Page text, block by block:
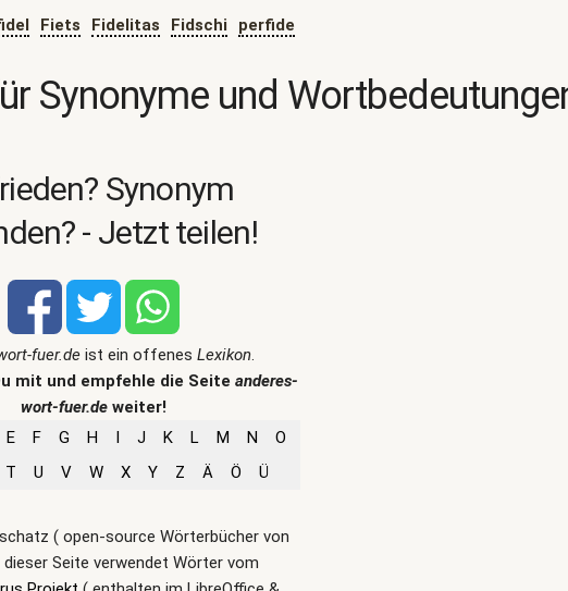
Fiets Fidelitas Fidschi perfide
Synonyme und
Synonym
- Jetzt teilen!
fuer.deist ein offenes Lexikon.
mit und empfehle die Seite anderes-
wort-fuer.de weiter!
E F G H I J K L M N
O
T U V W X Y Z Ä Ö Ü
( open-source Wörterbücher von
Seite verwendet Wörter vom